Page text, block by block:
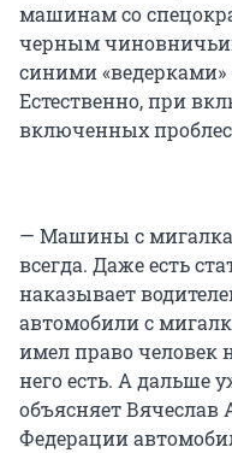
машинам со
черным
синими
Естественно, при
включенных
— Машины с
всегда. Даже есть
наказывает
автомобили с
имел право человек
него есть. А дальше
объясняет Вячеслав
Федерации